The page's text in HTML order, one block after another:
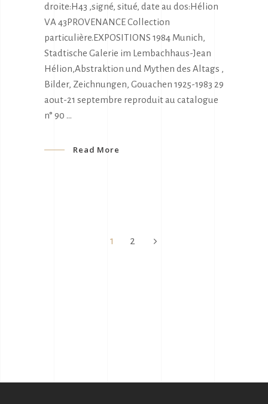
droite:H43 ,signé, situé, date au dos:Hélion
VA 43PROVENANCE Collection
particulière.EXPOSITIONS 1984 Munich,
Stadtische Galerie im Lembachhaus-Jean
Hélion,Abstraktion und Mythen des Altags ,
Bilder, Zeichnungen, Gouachen 1925-1983 29
aout-21 septembre reproduit au catalogue
n° 90
Read More
1 2